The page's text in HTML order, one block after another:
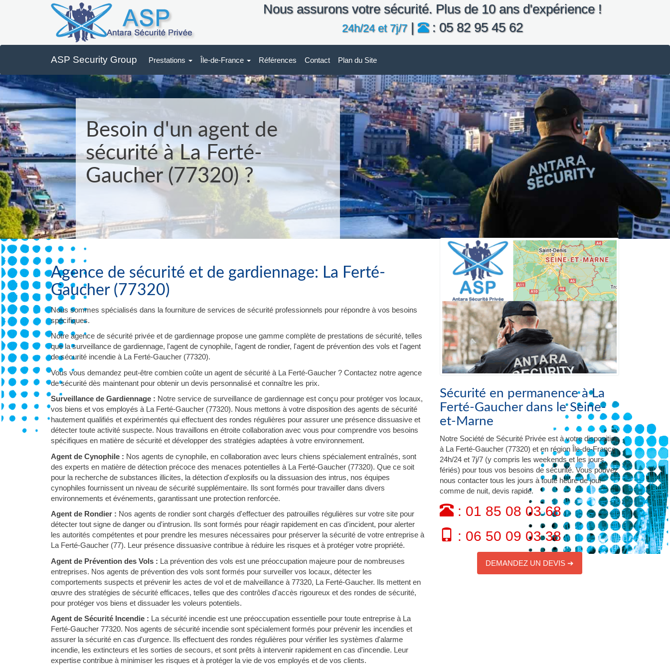
Nous assurons votre sécurité. Plus de 10 ans d'expérience !
24h/24 et 7j/7| : 05 82 95 45 62
ASP Security Group Prestations Île-de-France Références Contact Plan du Site
Besoin d'un agent de
sécurité à La Ferté-
Gaucher (77320) ?
Agence de sécurité et de gardiennage: La Ferté-
Gaucher (77320)
Nous sommes spécialisés dans la fourniture de services de sécurité professionnels pour répondre à vos besoins
spécifiques.
Notre agence de sécurité privée et de gardiennage propose une gamme complète de prestations de sécurité, telles
que la surveillance de gardiennage, l'agent de cynophile, l'agent de rondier, l'agent de prévention des vols et l'agent
de sécurité incendie à La Ferté-Gaucher (77320).
Vous vous demandez peut-être combien coûte un agent de sécurité à La Ferté-Gaucher ? Contactez notre agence
de sécurité dès maintenant pour obtenir un devis personnalisé et connaître les prix.
Surveillance de Gardiennage : Notre service de surveillance de gardiennage est conçu pour protéger vos locaux,
vos biens et vos employés à La Ferté-Gaucher (77320). Nous mettons à votre disposition des agents de sécurité
hautement qualifiés et expérimentés qui effectuent des rondes régulières pour assurer une présence dissuasive et
détecter toute activité suspecte. Nous travaillons en étroite collaboration avec vous pour comprendre vos besoins
spécifiques en matière de sécurité et développer des stratégies adaptées à votre environnement.
Agent de Cynophile : Nos agents de cynophile, en collaboration avec leurs chiens spécialement entraînés, sont
des experts en matière de détection précoce des menaces potentielles à La Ferté-Gaucher (77320). Que ce soit
pour la recherche de substances illicites, la détection d'explosifs ou la dissuasion des intrus, nos équipes
cynophiles fournissent un niveau de sécurité supplémentaire. Ils sont formés pour travailler dans divers
environnements et événements, garantissant une protection renforcée.
Agent de Rondier : Nos agents de rondier sont chargés d'effectuer des patrouilles régulières sur votre site pour
détecter tout signe de danger ou d'intrusion. Ils sont formés pour réagir rapidement en cas d'incident, pour alerter
les autorités compétentes et pour prendre les mesures nécessaires pour préserver la sécurité de votre entreprise à
La Ferté-Gaucher (77). Leur présence dissuasive contribue à réduire les risques et à protéger votre propriété.
Agent de Prévention des Vols : La prévention des vols est une préoccupation majeure pour de nombreuses
entreprises. Nos agents de prévention des vols sont formés pour surveiller vos locaux, détecter les
comportements suspects et prévenir les actes de vol et de malveillance à 77320, La Ferté-Gaucher. Ils mettent en
œuvre des stratégies de sécurité efficaces, telles que des contrôles d'accès rigoureux et des rondes de sécurité,
pour protéger vos biens et dissuader les voleurs potentiels.
Agent de Sécurité Incendie : La sécurité incendie est une préoccupation essentielle pour toute entreprise à La
Ferté-Gaucher 77320. Nos agents de sécurité incendie sont spécialement formés pour prévenir les incendies et
assurer la sécurité en cas d'urgence. Ils effectuent des rondes régulières pour vérifier les systèmes d'alarme
incendie, les extincteurs et les sorties de secours, et sont prêts à intervenir rapidement en cas d'incendie. Leur
expertise contribue à minimiser les risques et à protéger la vie de vos employés et de vos clients.
Sécurité en permanence à La
Ferté-Gaucher dans le Seine-
et-Marne
Notre Société de Sécurité Privée est à votre disposition
à La Ferté-Gaucher (77320) et en région Île-de-France
24h/24 et 7j/7 (y compris les weekends et les jours
fériés) pour tous vos besoins de sécurité. Vous pouvez
nous contacter tous les jours à toute heure de jour
comme de nuit, devis rapide.
: 01 85 08 03 68
: 06 50 09 03 38
DEMANDEZ UN DEVIS ➔